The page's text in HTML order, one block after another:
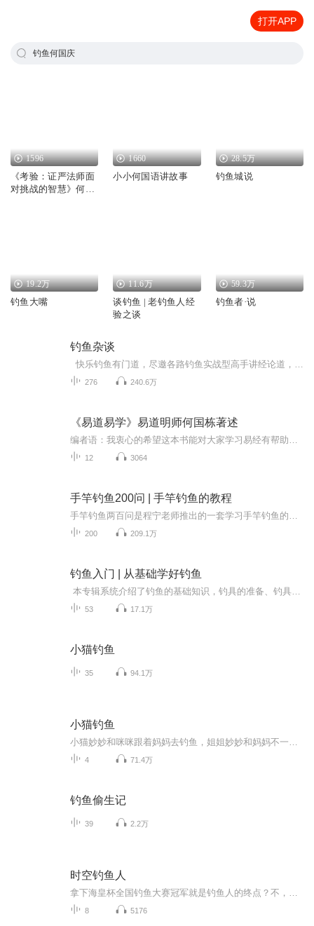
打开APP
钓鱼何国庆
1596
《考验：证严法师面
对挑战的智慧》何国
1660
小小何国语讲故事
28.5万
钓鱼城说
19.2万
钓鱼大嘴
11.6万
谈钓鱼 | 老钓鱼人经
验之谈
59.3万
钓鱼者·说
钓鱼杂谈
276 240.6万
《易道易学》易道明师何国栋著述
12 3064
手竿钓鱼200问 | 手竿钓鱼的教程
200 209.1万
钓鱼入门 | 从基础学好钓鱼
53 17.1万
小猫钓鱼
35 94.1万
小猫钓鱼
4 71.4万
钓鱼偷生记
39 2.2万
时空钓鱼人
8 5176